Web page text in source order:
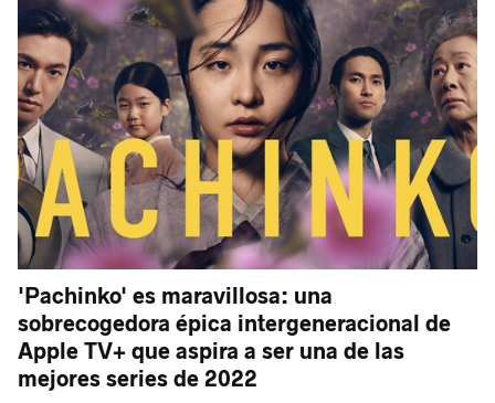
'Pachinko' es maravillosa: una
sobrecogedora épica intergeneracional de
Apple TV+ que aspira a ser una de las
mejores series de 2022